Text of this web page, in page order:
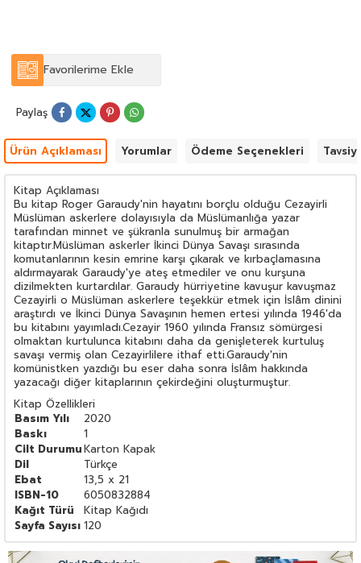
Favorilerime Ekle
Paylaş
Ürün Açıklaması Yorumlar Ödeme Seçenekleri
Kitap Açıklaması
Bu kitap Roger Garaudy'nin hayatını borçlu olduğu Cezayirli
Müslüman askerlere dolayısıyla da Müslümanlığa yazar
tarafından minnet ve şükranla sunulmuş bir armağan
kitaptır.Müslüman askerler İkinci Dünya Savaşı sırasında
komutanlarının kesin emrine karşı çıkarak ve kırbaçlamasına
aldırmayarak Garaudy'ye ateş etmediler ve onu kurşuna
dizilmekten kurtardılar. Garaudy hürriyetine kavuşur kavuşmaz
Cezayirli o Müslüman askerlere teşekkür etmek için İslâm dinini
araştırdı ve İkinci Dünya Savaşının hemen ertesi yılında 1946'da
bu kitabını yayımladı.Cezayir 1960 yılında Fransız sömürgesi
olmaktan kurtulunca kitabını daha da genişleterek kurtuluş
savaşı vermiş olan Cezayirlilere ithaf etti.Garaudy'nin
komünistken yazdığı bu eser daha sonra İslâm hakkında
yazacağı diğer kitaplarının çekirdeğini oluşturmuştur.
Kitap Özellikleri
Basım Yılı
2020
Baskı
1
Cilt DurumuKarton Kapak
Dil
Türkçe
Ebat
13,5 x 21
ISBN-10
6050832884
Kağıt Türü
Kitap Kağıdı
Sayfa Sayısı 120